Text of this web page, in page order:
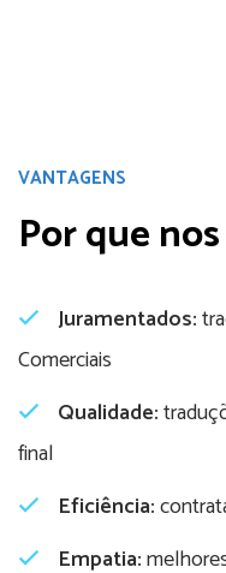
VANTAGENS
Por que
Juramentados:
Comerciais
Qualidade:
final
Eficiência:
Empatia: